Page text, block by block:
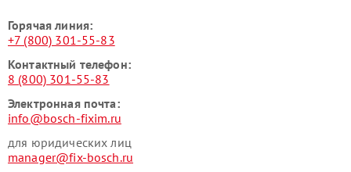
Горячая линия:
+7 (800) 301-55-83
Контактный телефон:
8 (800) 301-55-83
Электронная почта:
info@bosch-fixim.ru
для юридических лиц
manager@fix-bosch.ru